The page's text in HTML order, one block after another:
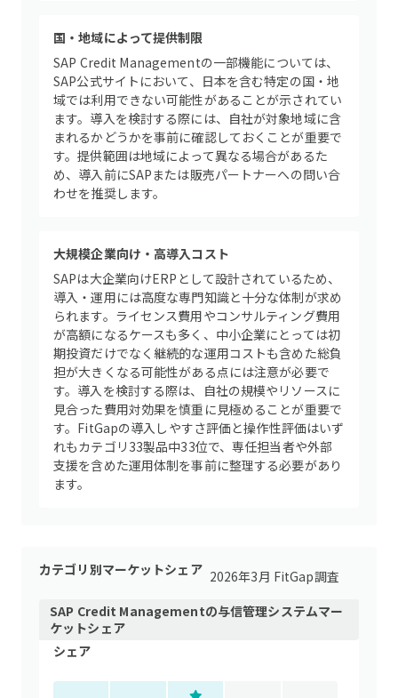
国・地域によって提供制限
SAP Credit Managementの一部機能については、
SAP公式サイトにおいて、日本を含む特定の国・地
域では利用できない可能性があることが示されてい
ます。導入を検討する際には、自社が対象地域に含
まれるかどうかを事前に確認しておくことが重要で
す。提供範囲は地域によって異なる場合があるた
め、導入前にSAPまたは販売パートナーへの問い合
わせを推奨します。
大規模企業向け・高導入コスト
SAPは大企業向けERPとして設計されているため、
導入・運用には高度な専門知識と十分な体制が求め
られます。ライセンス費用やコンサルティング費用
が高額になるケースも多く、中小企業にとっては初
期投資だけでなく継続的な運用コストも含めた総負
担が大きくなる可能性がある点には注意が必要で
す。導入を検討する際は、自社の規模やリソースに
見合った費用対効果を慎重に見極めることが重要で
す。FitGapの導入しやすさ評価と操作性評価はいず
れもカテゴリ33製品中33位で、専任担当者や外部
支援を含めた運用体制を事前に整理する必要があり
ます。
カテゴリ別マーケットシェア 2026年3月 FitGap調査
SAP Credit Managementの与信管理システムマー
ケットシェア
シェア